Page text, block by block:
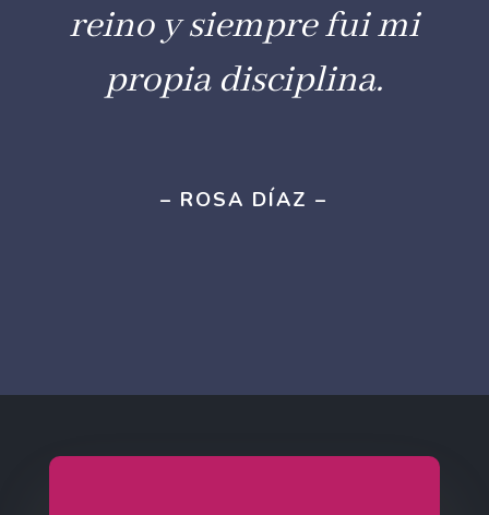
reino y siempre fui mi
propia disciplina.
– ROSA DÍAZ –